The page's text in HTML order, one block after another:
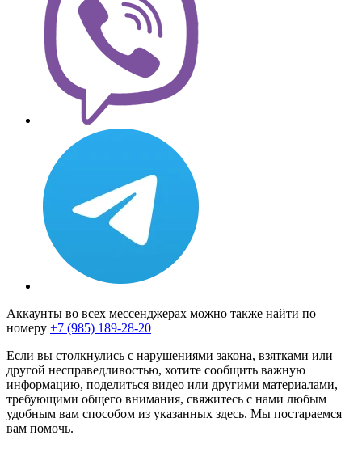
Аккаунты во всех мессенджерах можно также найти по
номеру +7 (985) 189-28-20
Если вы столкнулись с нарушениями закона, взятками или
другой несправедливостью, хотите сообщить важную
информацию, поделиться видео или другими материалами,
требующими общего внимания, свяжитесь с нами любым
удобным вам способом из указанных здесь. Мы постараемся
вам помочь.